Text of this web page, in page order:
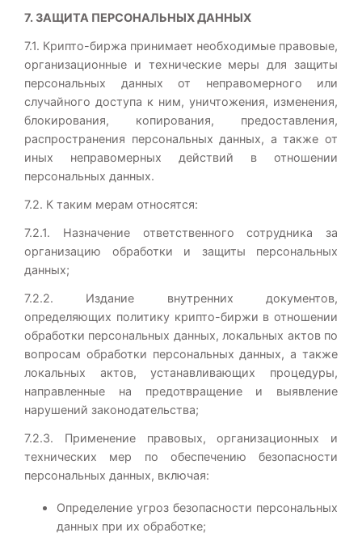
7. ЗАЩИТА ПЕРСОНАЛЬНЫХ ДАННЫХ
7.1. Крипто-биржа принимает необходимые правовые,
организационные и технические меры для защиты
персональных данных от неправомерного или
случайного доступа к ним, уничтожения, изменения,
блокирования, копирования, предоставления,
распространения персональных данных, а также от
иных неправомерных действий в отношении
персональных данных.
7.2. К таким мерам относятся:
7.2.1. Назначение ответственного сотрудника за
организацию обработки и защиты персональных
данных;
7.2.2. Издание внутренних документов,
определяющих политику крипто-биржи в отношении
обработки персональных данных, локальных актов по
вопросам обработки персональных данных, а также
локальных актов, устанавливающих процедуры,
направленные на предотвращение и выявление
нарушений законодательства;
7.2.3. Применение правовых, организационных и
технических мер по обеспечению безопасности
персональных данных, включая:
Определение угроз безопасности персональных
данных при их обработке;